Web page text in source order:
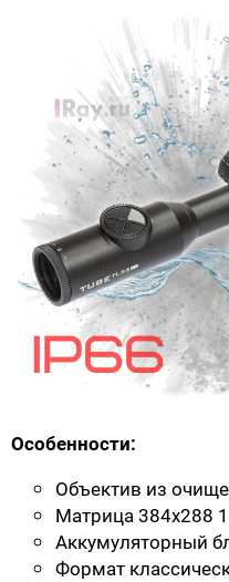
Особенности:
Объектив из
Матрица 384х288
Аккумуляторный
Формат